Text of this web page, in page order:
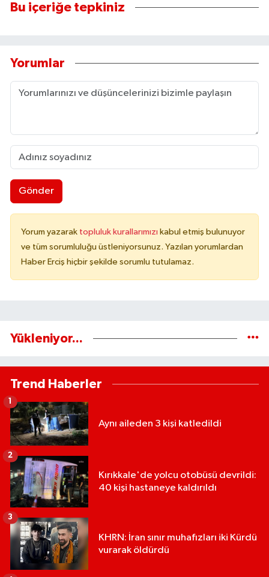
Bu içeriğe tepkiniz
Yorumlar
Gönder
Yorum yazarak topluluk kurallarımızı kabul etmiş bulunuyor
ve tüm sorumluluğu üstleniyorsunuz. Yazılan yorumlardan
Haber Erciş hiçbir şekilde sorumlu tutulamaz.
Yükleniyor...
Trend Haberler
Aynı aileden 3 kişi katledildi
1
Kırıkkale'de yolcu otobüsü devrildi:
40 kişi hastaneye kaldırıldı
2
KHRN: İran sınır muhafızları iki Kürdü
vurarak öldürdü
3